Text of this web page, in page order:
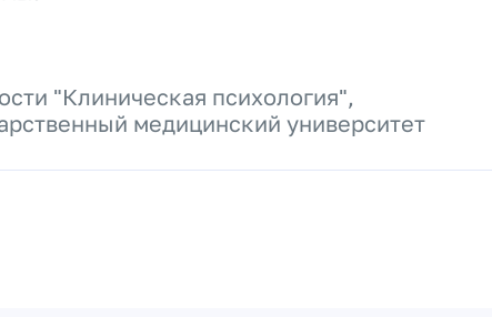
"Клиническая психология",
медицинский университет